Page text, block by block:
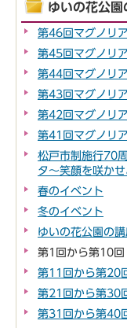
ゆいの花公
第46回マグノリ
第45回マグノリ
第44回マグノリ
第43回マグノリ
第42回マグノリ
第41回マグノリ
松戸市制施行70
タ～笑顔を咲か
春のイベント
冬のイベント
ゆいの花公園の
第1回から第10回
第11回から第20
第21回から第30
第31回から第40